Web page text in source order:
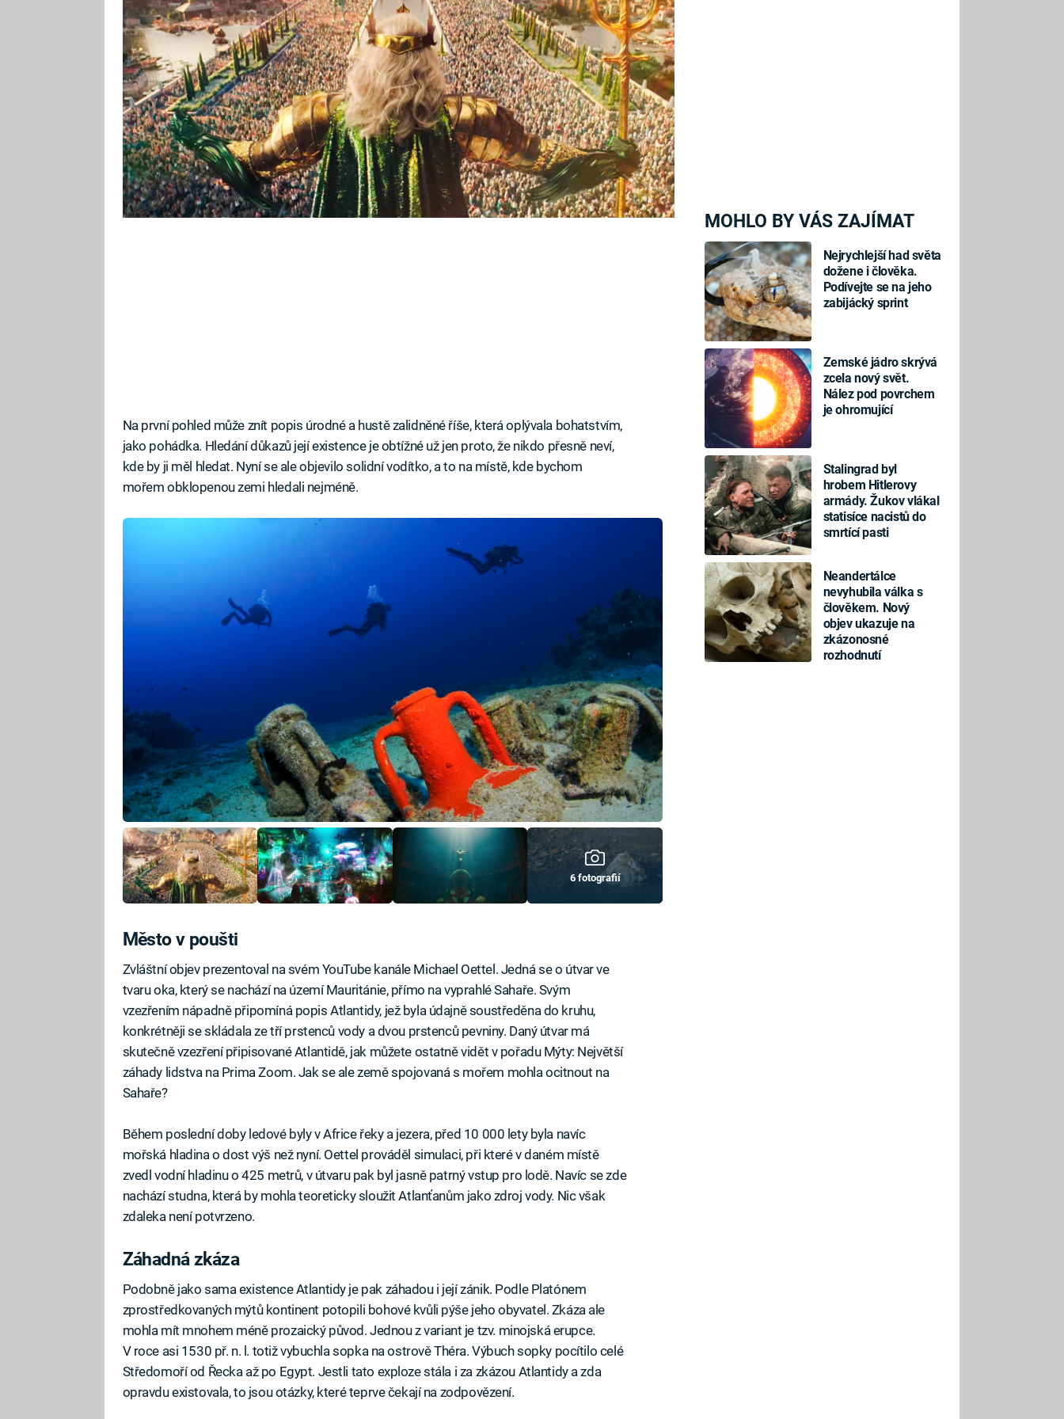
MOHLO BY VÁS ZAJÍMAT
Nejrychlejší had světa
dožene i člověka.
Podívejte se na jeho
zabijácký sprint
Zemské jádro skrývá
zcela nový svět.
Nález pod povrchem
je ohromující
Stalingrad byl
hrobem Hitlerovy
armády. Žukov vlákal
statisíce nacistů do
smrtící pasti
Neandertálce
nevyhubila válka s
člověkem. Nový
objev ukazuje na
zkázonosné
rozhodnutí
přitom dodnes vedou spory a jediným zdrojem informací o tom, že
vyspělý ostrovní stát existoval, jsou Platónovy písemné dialogy Timaios a
Kritias, které vznikly roku 360 př. n. l. V nich se odkazuje na vyprávění
státníka Solóna, který se o zmizelém kontinentu dozvěděl při své cestě
do Egypta.
Na první pohled může znít popis úrodné a hustě zalidněné říše, která oplývala bohatstvím,
jako pohádka. Hledání důkazů její existence je obtížné už jen proto, že nikdo přesně neví,
kde by ji měl hledat. Nyní se ale objevilo solidní vodítko, a to na místě, kde bychom
mořem obklopenou zemi hledali nejméně.
6 fotografií
Město v poušti
Zvláštní objev prezentoval na svém YouTube kanále Michael Oettel. Jedná se o útvar ve
tvaru oka, který se nachází na území Mauritánie, přímo na vyprahlé Sahaře. Svým
vzezřením nápadně připomíná popis Atlantidy, jež byla údajně soustředěna do kruhu,
konkrétněji se skládala ze tří prstenců vody a dvou prstenců pevniny. Daný útvar má
skutečně vzezření připisované Atlantidě, jak můžete ostatně vidět v pořadu Mýty: Největší
záhady lidstva na Prima Zoom. Jak se ale země spojovaná s mořem mohla ocitnout na
Sahaře?
Během poslední doby ledové byly v Africe řeky a jezera, před 10 000 lety byla navíc
mořská hladina o dost výš než nyní. Oettel prováděl simulaci, při které v daném místě
zvedl vodní hladinu o 425 metrů, v útvaru pak byl jasně patrný vstup pro lodě. Navíc se zde
nachází studna, která by mohla teoreticky sloužit Atlanťanům jako zdroj vody. Nic však
zdaleka není potvrzeno.
Záhadná zkáza
Podobně jako sama existence Atlantidy je pak záhadou i její zánik. Podle Platónem
zprostředkovaných mýtů kontinent potopili bohové kvůli pýše jeho obyvatel. Zkáza ale
mohla mít mnohem méně prozaický původ. Jednou z variant je tzv. minojská erupce.
V roce asi 1530 př. n. l. totiž vybuchla sopka na ostrově Théra. Výbuch sopky pocítilo celé
Středomoří od Řecka až po Egypt. Jestli tato exploze stála i za zkázou Atlantidy a zda
opravdu existovala, to jsou otázky, které teprve čekají na zodpovězení.